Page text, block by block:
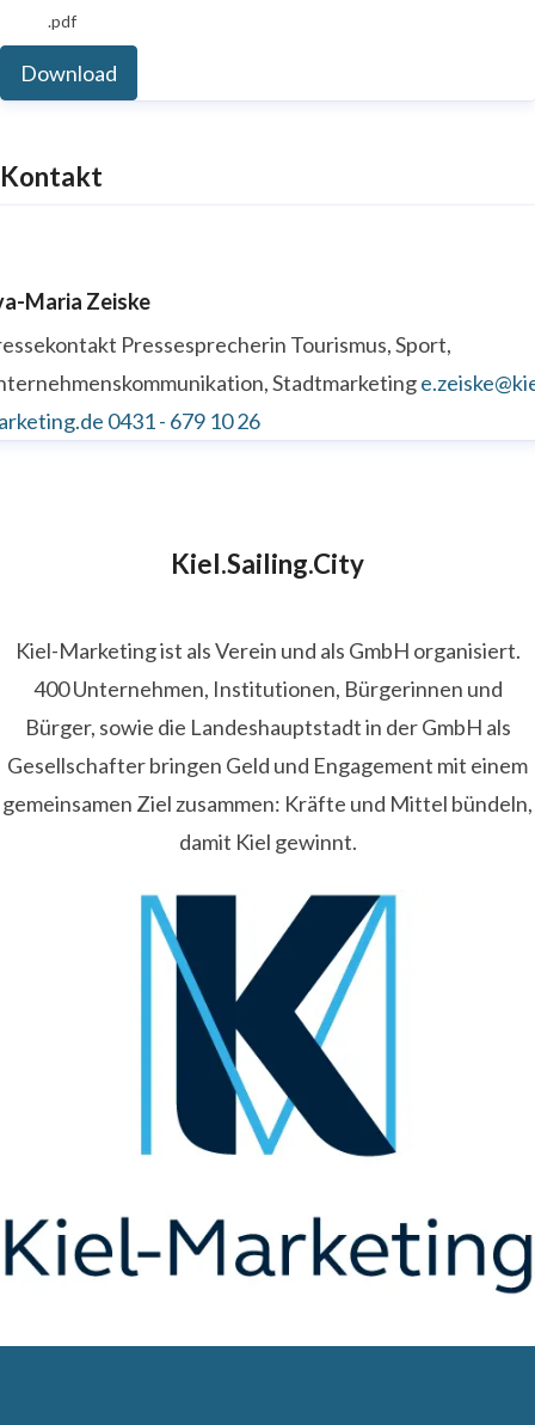
.pdf
Download
Kontakt
Maria Zeiske
Pressesprecherin Tourismus, Sport,
Stadtmarketing
0431 - 679 10 26
Kiel.Sailing.City
Kiel-Marketing ist als Verein und als GmbH organisiert.
400 Unternehmen, Institutionen, Bürgerinnen und
Bürger, sowie die Landeshauptstadt in der GmbH als
Gesellschafter bringen Geld und Engagement mit einem
gemeinsamen Ziel zusammen: Kräfte und Mittel bündeln,
damit Kiel gewinnt.